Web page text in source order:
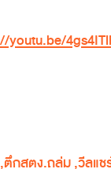
youtu.be/
,ตึกสตง.ถล่ม,วีลแช